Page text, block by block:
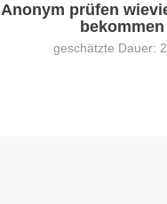
Anonym prüfen
bekommen
geschätzte Dauer: